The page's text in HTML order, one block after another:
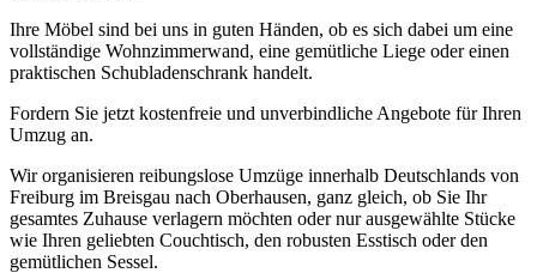
Ihre Möbel sind bei uns in guten Händen, ob es sich dabei um eine
vollständige Wohnzimmerwand, eine gemütliche Liege oder einen
praktischen Schubladenschrank handelt.
Fordern Sie jetzt kostenfreie und unverbindliche Angebote für Ihren
Umzug an.
Wir organisieren reibungslose Umzüge innerhalb Deutschlands von
Freiburg im Breisgau nach Oberhausen, ganz gleich, ob Sie Ihr
gesamtes Zuhause verlagern möchten oder nur ausgewählte Stücke
wie Ihren geliebten Couchtisch, den robusten Esstisch oder den
gemütlichen Sessel.